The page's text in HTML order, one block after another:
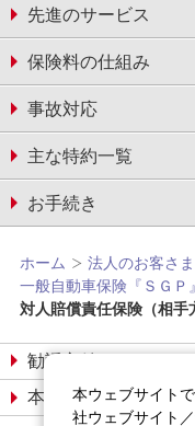
先進のサービス
保険料の仕組み
事故対応
主な特約一覧
お手続き
ホーム 法人のお客さま
一般自動車保険『ＳＧＰ』
対⼈賠償責任保険（相手
勧誘方針
本サイトについて
本ウェブサイト
社ウェブサイト